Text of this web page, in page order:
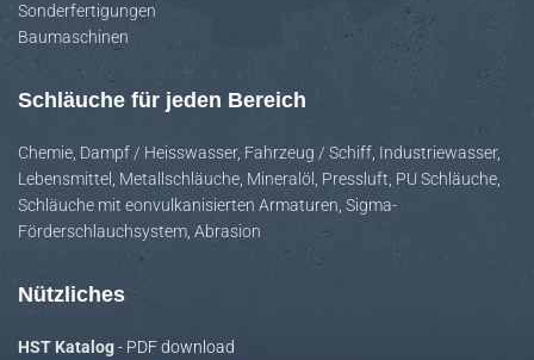
Sonderfertigungen
Baumaschinen
Schläuche für jeden Bereich
Chemie, Dampf / Heisswasser, Fahrzeug / Schiff, Industriewasser,
Lebensmittel , Metallschläuche, Mineralöl , Pressluft, PU Schläuche,
Schläuche mit eonvulkanisierten Armaturen, Sigma-
Förderschlauchsystem, Abrasion
Nützliches
HST Katalog- PDF download